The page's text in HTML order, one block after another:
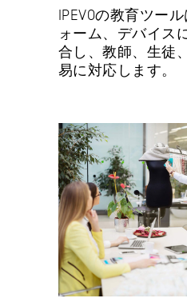
IPEVOの教育ツー
ォーム、デバイス
合し、教師、生徒
易に対応します。